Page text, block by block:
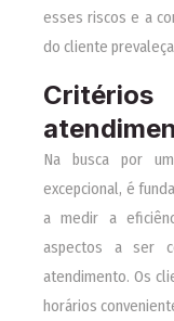
esses riscos e a
do cliente
Na busca por
excepcional, é
a medir a
aspectos a ser
atendimento. Os
horários